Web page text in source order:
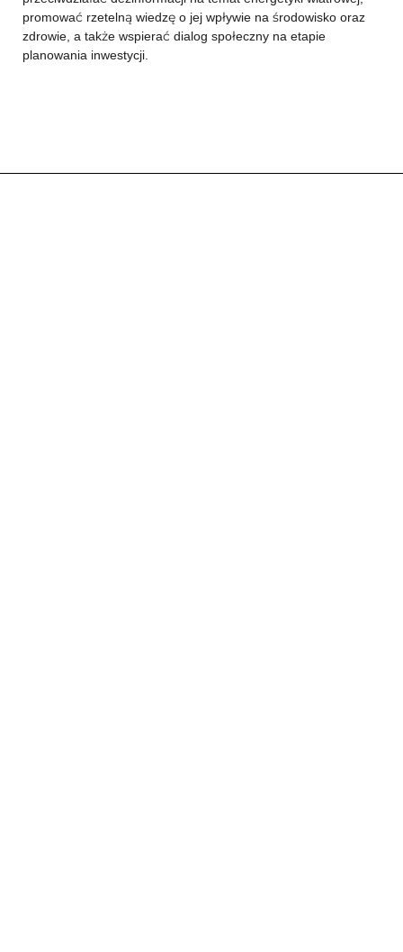
promować rzetelną wiedzę o jej wpływie na środowisko oraz
zdrowie, a także wspierać dialog społeczny na etapie
planowania inwestycji.